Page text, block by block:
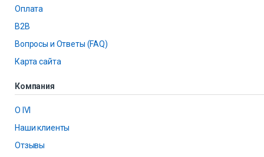
Оплата
B2B
Вопросы и Ответы (FAQ)
Карта сайта
Компания
О IVI
Наши клиенты
Отзывы